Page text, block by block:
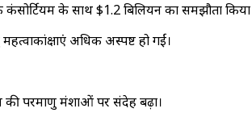
के साथ $1.2 बिलियन का समझौता
अधिक अस्पष्ट हो गईं।
परमाणु मंशाओं पर संदेह बढ़ा।